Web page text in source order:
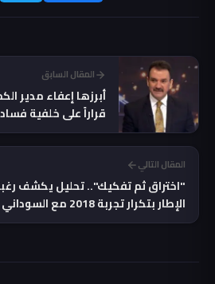
المقال السابق
قراراً على خلفية
المقال التالي
"اختراق ثم تفكيك".. تحليل يكشف
الإطار بتكرار تجربة 2018 مع السوداني